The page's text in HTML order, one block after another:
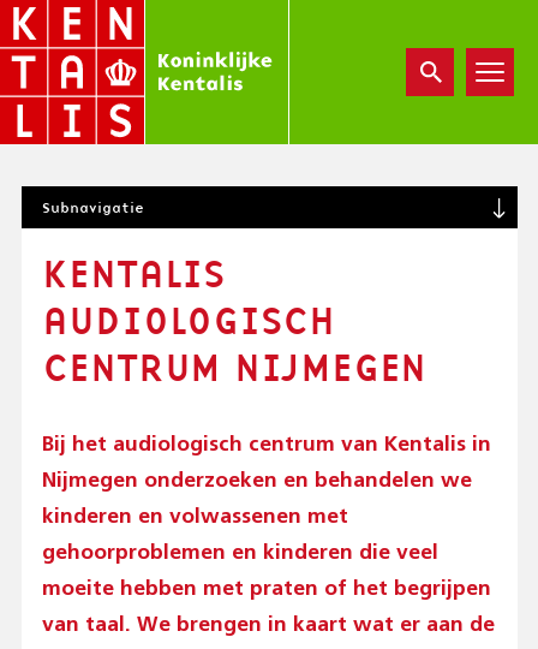
Overslaan
en
de
inhoud
U
Subnavigatie
KENTALIS
AUDIOLOGISCH
CENTRUM NIJMEGEN
Bij het audiologisch centrum van Kentalis in
Nijmegen onderzoeken en behandelen we
kinderen en volwassenen met
gehoorproblemen en kinderen die veel
moeite hebben met praten of het begrijpen
van taal. We brengen in kaart wat er aan de